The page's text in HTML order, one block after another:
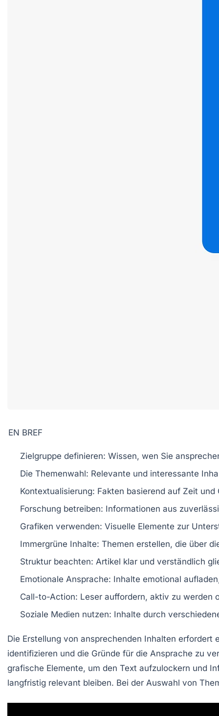
EN BREF
Zielgruppe definieren: Wissen, wen Sie
Die Themenwahl: Relevante und interessante
Kontextualisierung: Fakten basierend auf Zeit und
Forschung betreiben: Informationen aus
Grafiken verwenden: Visuelle Elemente zur
Immergrüne Inhalte: Themen erstellen, die über
Struktur beachten: Artikel klar und verständlich
Emotionale Ansprache: Inhalte emotional
Call-to-Action: Leser auffordern, aktiv zu werden
Soziale Medien nutzen: Inhalte durch
Die Erstellung von ansprechenden Inhalten erfordert
identifizieren und die Gründe für die Ansprache zu
grafische Elemente, um den Text aufzulockern und
langfristig relevant bleiben. Bei der Auswahl von